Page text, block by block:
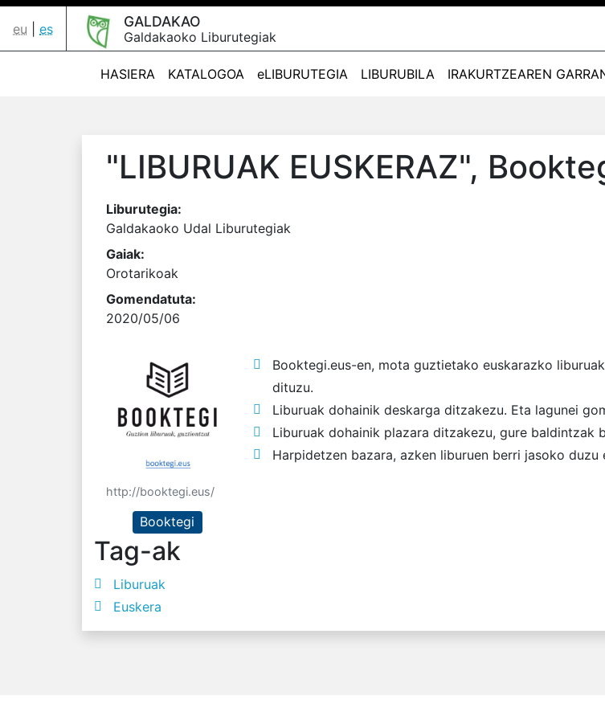
eu es GALDAKAO
Galdakaoko Liburutegiak
HASIERA KATALOGOA eLIBURUTEGIA LIBURUBILA IRAKURTZEAREN
"LIBURUAK EUSKERAZ",
Liburutegia:
Galdakaoko Udal Liburutegiak
Gaiak:
Orotarikoak
Gomendatuta:
2020/05/06
http://booktegi.eus/
Booktegi
Booktegi.eus-en, mota guztietako euskarazko
dituzu.
Liburuak dohainik deskarga ditzakezu. Eta lagunei
Liburuak dohainik plazara ditzakezu, gure baldintzak
Harpidetzen bazara, azken liburuen berri jasoko duzu
Tag-ak
Liburuak
Euskera